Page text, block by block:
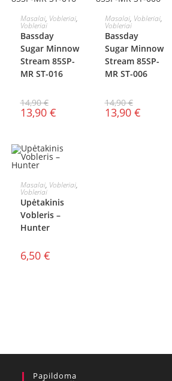
AKCIJA!
Į KREPŠELĮ
Masalai, Vobleriai,
Vobleriai
Bassday
Sugar Minnow
Stream 85SP-
MR ST-016
14,90€
13,90 €
AKCIJA!
Į KREPŠELĮ
Masalai, Vobleriai,
Vobleriai
Bassday
Sugar Minnow
Stream 85SP-
MR ST-006
14,90€
13,90 €
Į KREPŠELĮ
Masalai, Vobleriai,
Vobleriai
Upėtakinis
Vobleris –
Hunter
6,50 €
Papildoma